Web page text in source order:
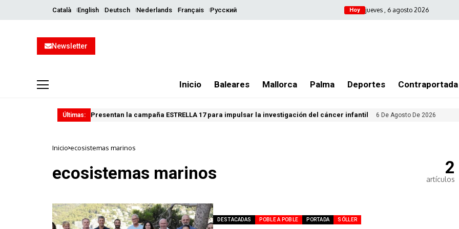
Català English Deutsch Nederlands Français Русский Hoy jueves , 6 agosto 2026
Newsletter
Inicio Baleares Mallorca Palma Deportes Contraportada
Últimas: Presentan la campaña ESTRELLA 17 para impulsar la investigación del cáncer infantil 6 De Agosto De 2026
Inicio ecosistemas marinos
ecosistemas marinos 2
artículos
DESTACADAS POBLE A POBLE PORTADA SÓLLER